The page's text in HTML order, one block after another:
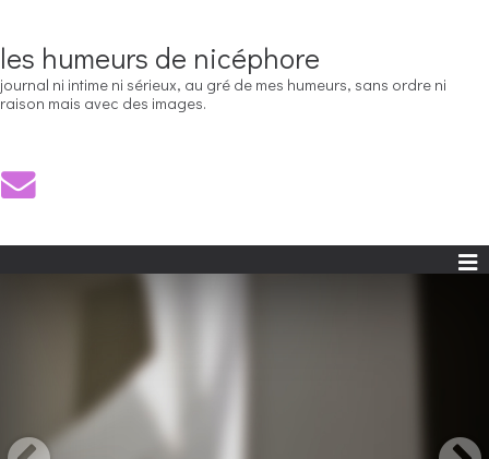
les humeurs de nicéphore
journal ni intime ni sérieux, au gré de mes humeurs, sans ordre ni
raison mais avec des images.